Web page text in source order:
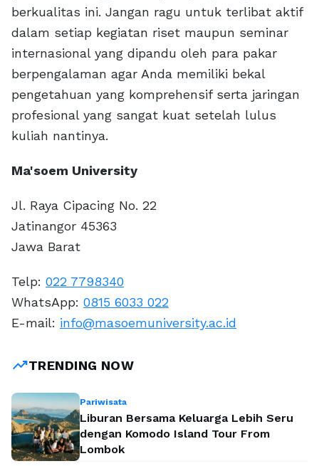
berkualitas ini. Jangan ragu untuk terlibat aktif
dalam setiap kegiatan riset maupun seminar
internasional yang dipandu oleh para pakar
berpengalaman agar Anda memiliki bekal
pengetahuan yang komprehensif serta jaringan
profesional yang sangat kuat setelah lulus
kuliah nantinya.
Ma'soem University
Jl. Raya Cipacing No. 22
Jatinangor 45363
Jawa Barat
Telp: 022 7798340
WhatsApp: 0815 6033 022
E-mail: info@masoemuniversity.ac.id
trending_upTRENDING NOW
Pariwisata
Liburan Bersama Keluarga Lebih Seru
dengan Komodo Island Tour From
Lombok